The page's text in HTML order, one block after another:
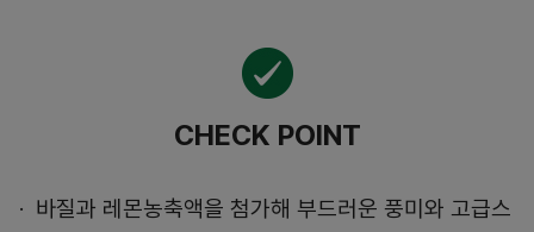
CHECK POINT
바질과 레몬농축액을 첨가해 부드러운 풍미와 고급스